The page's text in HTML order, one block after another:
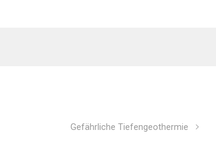
Gefährliche Tiefengeothermie